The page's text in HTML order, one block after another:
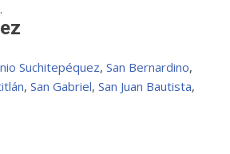
Suchitepéquez,San Bernardino,
,San Gabriel,San Juan Bautista,